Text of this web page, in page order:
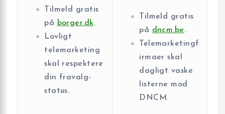
Tilmeld gratis
på borger.dk.
Lovligt
telemarketing
skal respektere
din fravalg-
status.
Tilmeld gratis
på dncm.be.
Telemarketingf
irmaer skal
dagligt vaske
listerne mod
DNCM.